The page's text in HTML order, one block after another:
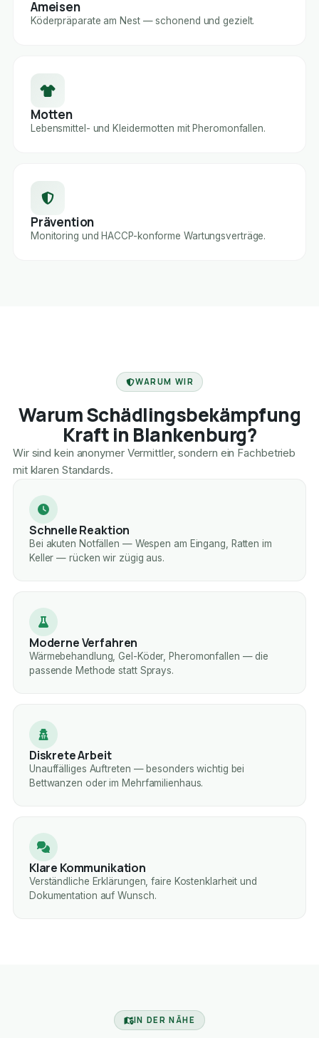
Ameisen
Köderpräparate am Nest — schonend und gezielt.
Motten
Lebensmittel- und Kleidermotten mit Pheromonfallen.
Prävention
Monitoring und HACCP-konforme Wartungsverträge.
WARUM WIR
Warum Schädlingsbekämpfung
Kraft in Blankenburg?
Wir sind kein anonymer Vermittler, sondern ein Fachbetrieb
mit klaren Standards.
Schnelle Reaktion
Bei akuten Notfällen — Wespen am Eingang, Ratten im
Keller — rücken wir zügig aus.
Moderne Verfahren
Wärmebehandlung, Gel-Köder, Pheromonfallen — die
passende Methode statt Sprays.
Diskrete Arbeit
Unauffälliges Auftreten — besonders wichtig bei
Bettwanzen oder im Mehrfamilienhaus.
Klare Kommunikation
Verständliche Erklärungen, faire Kostenklarheit und
Dokumentation auf Wunsch.
IN DER NÄHE